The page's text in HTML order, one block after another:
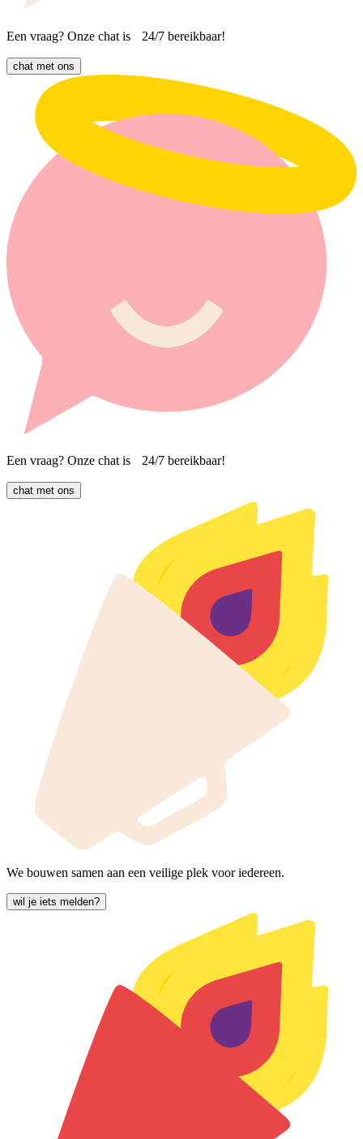
Een vraag? Onze chat is 24/7 bereikbaar!
chat met ons
Een vraag? Onze chat is 24/7 bereikbaar!
chat met ons
We bouwen samen aan een veilige plek voor iedereen.
wil je iets melden?